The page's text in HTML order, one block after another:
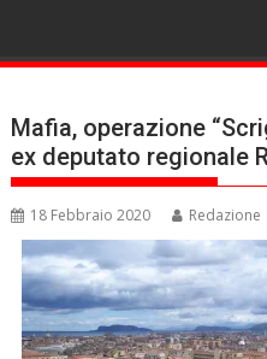
Mafia, operazione
ex deputato regionale
18 Febbraio 2020 Redazione